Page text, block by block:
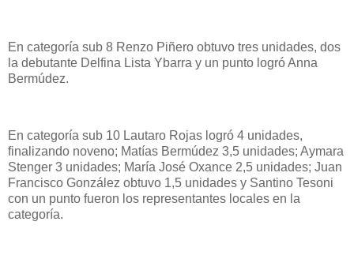
En categoría sub 8 Renzo Piñero obtuvo tres unidades, dos
la debutante Delfina Lista Ybarra y un punto logró Anna
Bermúdez.
En categoría sub 10 Lautaro Rojas logró 4 unidades,
finalizando noveno; Matías Bermúdez 3,5 unidades; Aymara
Stenger 3 unidades; María José Oxance 2,5 unidades; Juan
Francisco González obtuvo 1,5 unidades y Santino Tesoni
con un punto fueron los representantes locales en la
categoría.